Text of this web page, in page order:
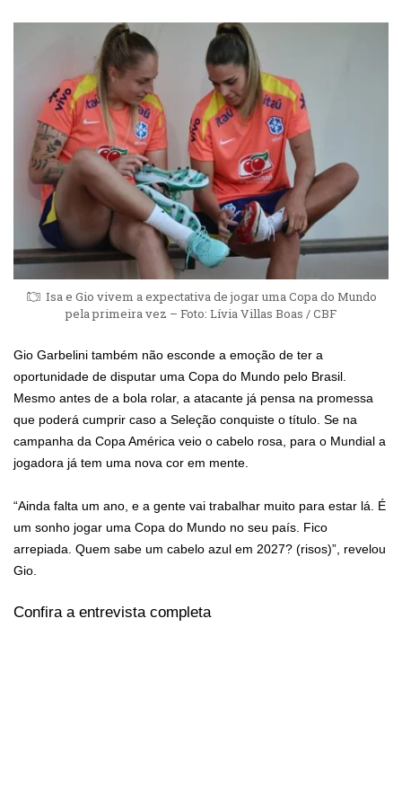
Isa e Gio vivem a expectativa de jogar uma Copa do Mundo
pela primeira vez – Foto: Lívia Villas Boas / CBF
Gio Garbelini também não esconde a emoção de ter a
oportunidade de disputar uma Copa do Mundo pelo Brasil.
Mesmo antes de a bola rolar, a atacante já pensa na promessa
que poderá cumprir caso a Seleção conquiste o título. Se na
campanha da Copa América veio o cabelo rosa, para o Mundial a
jogadora já tem uma nova cor em mente.
“Ainda falta um ano, e a gente vai trabalhar muito para estar lá. É
um sonho jogar uma Copa do Mundo no seu país. Fico
arrepiada. Quem sabe um cabelo azul em 2027? (risos)”, revelou
Gio.
Confira a entrevista completa